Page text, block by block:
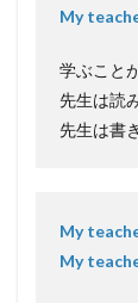
My
学ぶこと
先生は読
先生は書
My
My